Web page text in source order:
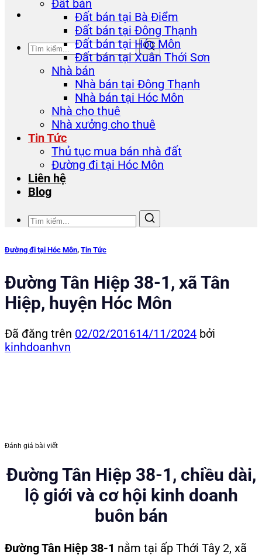
Đất bán
Đất bán tại Bà Điểm
Đất bán tại Đông Thạnh
Đất bán tại Hóc Môn
Đất bán tại Xuân Thới Sơn
Nhà bán
Nhà bán tại Đông Thạnh
Nhà bán tại Hóc Môn
Nhà cho thuê
Nhà xưởng cho thuê
Tin Tức
Thủ tục mua bán nhà đất
Đường đi tại Hóc Môn
Liên hệ
Blog
Đường đi tại Hóc Môn, Tin Tức
Đường Tân Hiệp 38-1, xã Tân
Hiệp, huyện Hóc Môn
Đã đăng trên 02/02/201614/11/2024 bởi
kinhdoanhvn
Đánh giá bài viết
Đường Tân Hiệp 38-1, chiều dài,
lộ giới và cơ hội kinh doanh
buôn bán
Đường Tân Hiệp 38-1 nằm tại ấp Thới Tây 2, xã